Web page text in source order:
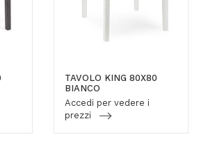
TAVOLO KING 80X80
BIANCO
Accedi per vedere i
prezzi